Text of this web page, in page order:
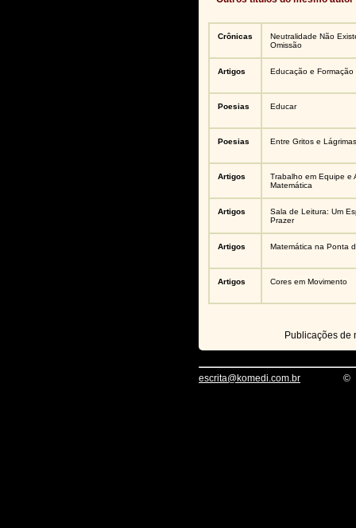
Crônicas
Neutralidade Não
Omissão
Artigos Educação e
Poesias Educar
Poesias Entre Gritos e Lágrimas
Artigos
Trabalho em Equipe e
Matemática
Artigos
Sala de Leitura: Um
Prazer
Artigos Matemática na Ponta
Artigos Cores em Movimento
Publicações de
escrita@komedi.com.br ©